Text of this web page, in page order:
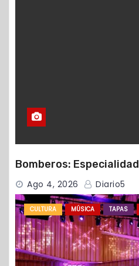
Bomberos: Especialidad
Ago 4, 2026 Diario5
CULTURA MÚSICA TAPAS